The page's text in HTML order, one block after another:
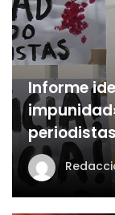
Informe